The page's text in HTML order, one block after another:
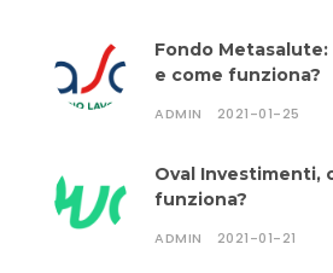
Fondo Metasalute:
e come funziona?
ADMIN 2021-01-25
Oval Investimenti,
funziona?
ADMIN 2021-01-21